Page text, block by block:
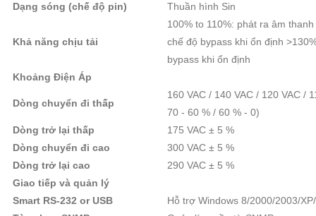
Dạng sóng (chế độ pin)
Thuần hình Sin
Khả năng chịu tải
100% to 110%: phát ra âm
chế độ bypass khi ổn định
bypass khi ổn định
Khoảng Điện Áp
Dòng chuyển đi thấp
160 VAC / 140 VAC / 120 VAC /
70 - 60 % / 60 % - 0)
Dòng trở lại thấp
175 VAC ± 5 %
Dòng chuyển đi cao
300 VAC ± 5 %
Dòng trở lại cao
290 VAC ± 5 %
Giao tiếp và quản lý
Smart RS-232 or USB
Hỗ trợ Windows 8/2000/2003/